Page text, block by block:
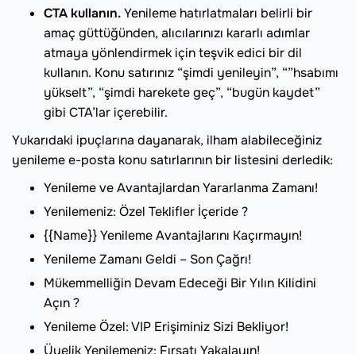
CTA kullanın.Yenileme hatırlatmaları belirli bir
amaç güttüğünden, alıcılarınızı kararlı adımlar
atmaya yönlendirmek için teşvik edici bir dil
kullanın. Konu satırınız “şimdi yenileyin”, “”hsabımı
yükselt”, “şimdi harekete geç”, “bugün kaydet”
gibi CTA’lar içerebilir.
Yukarıdaki ipuçlarına dayanarak, ilham alabileceğiniz
yenileme e-posta konu satırlarının bir listesini derledik:
Yenileme ve Avantajlardan Yararlanma Zamanı!
Yenilemeniz: Özel Teklifler İçeride ?
{{Name}} Yenileme Avantajlarını Kaçırmayın!
Yenileme Zamanı Geldi – Son Çağrı!
Mükemmelliğin Devam Edeceği Bir Yılın Kilidini
Açın ?
Yenileme Özel: VIP Erişiminiz Sizi Bekliyor!
Üyelik Yenilemeniz: Fırsatı Yakalayın!